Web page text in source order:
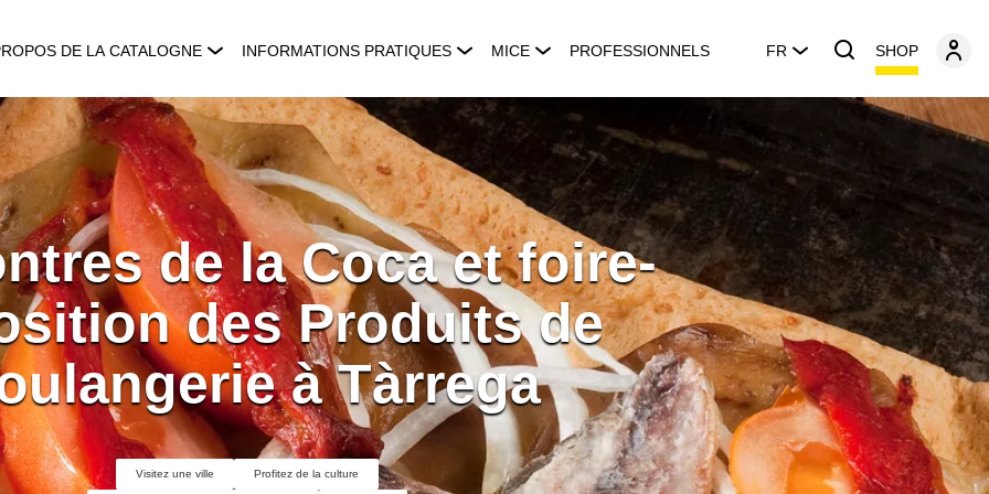
DE LA CATALOGNE INFORMATIONS PRATIQUES MICE PROFESSIONNELS FR SHOP
de la Coca et foire-
des Produits de
à Tàrrega
Visitez une ville Profitez de la culture